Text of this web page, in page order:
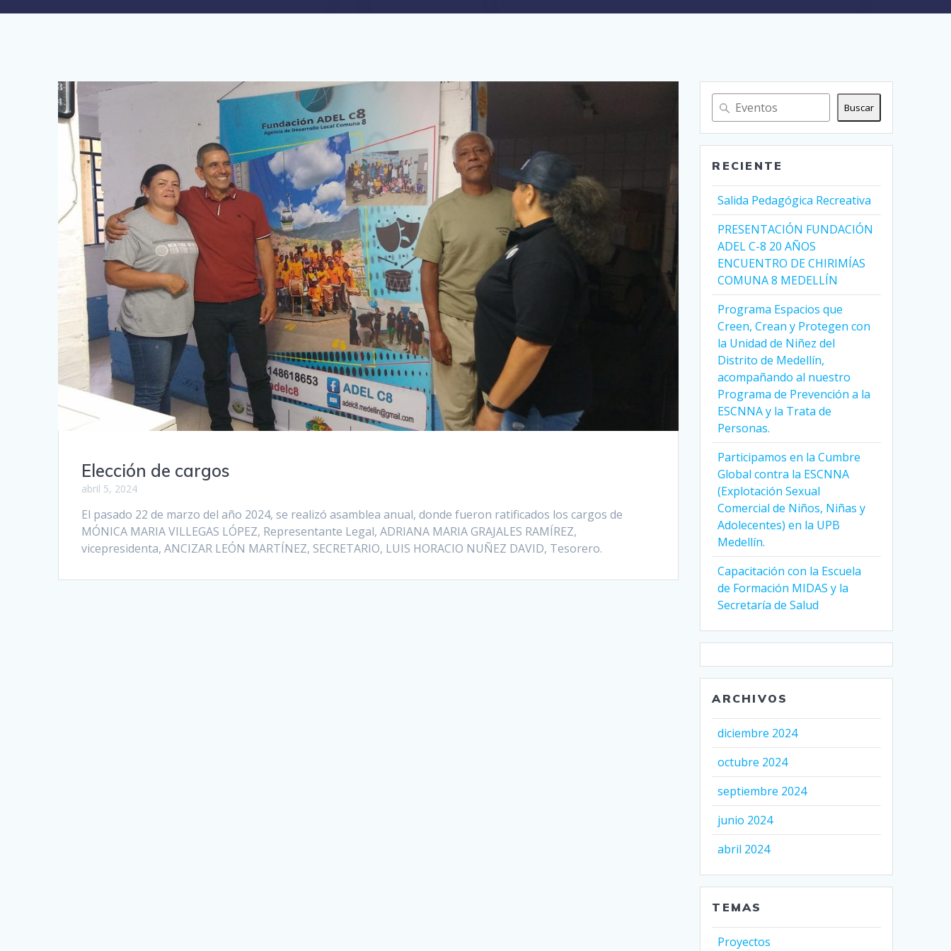
Elección de cargos
abril 5, 2024
El pasado 22 de marzo del año 2024, se realizó asamblea anual, donde fueron ratificados los cargos de
MÓNICA MARIA VILLEGAS LÓPEZ, Representante Legal, ADRIANA MARIA GRAJALES RAMÍREZ,
vicepresidenta, ANCIZAR LEÓN MARTÍNEZ, SECRETARIO, LUIS HORACIO NUÑEZ DAVID, Tesorero.
Buscar
RECIENTE
Salida Pedagógica Recreativa
PRESENTACIÓN FUNDACIÓN
ADEL C-8 20 AÑOS
ENCUENTRO DE CHIRIMÍAS
COMUNA 8 MEDELLÍN
Programa Espacios que
Creen, Crean y Protegen con
la Unidad de Niñez del
Distrito de Medellín,
acompañando al nuestro
Programa de Prevención a la
ESCNNA y la Trata de
Personas.
Participamos en la Cumbre
Global contra la ESCNNA
(Explotación Sexual
Comercial de Niños, Niñas y
Adolecentes) en la UPB
Medellín.
Capacitación con la Escuela
de Formación MIDAS y la
Secretaría de Salud
ARCHIVOS
diciembre 2024
octubre 2024
septiembre 2024
junio 2024
abril 2024
TEMAS
Proyectos